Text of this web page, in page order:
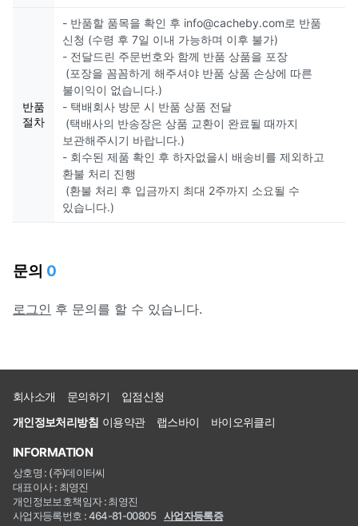
반품
절차
- 반품할 품목을 확인 후 info@cacheby.com로 반품
신청 (수령 후 7일 이내 가능하며 이후 불가)
- 전달드린 주문번호와 함께 반품 상품을 포장
(포장을 꼼꼼하게 해주셔야 반품 상품 손상에 따른
불이익이 없습니다.)
- 택배회사 방문 시 반품 상품 전달
(택배사의 반송장은 상품 교환이 완료될 때까지
보관해주시기 바랍니다.)
- 회수된 제품 확인 후 하자없을시 배송비를 제외하고
환불 처리 진행
(환불 처리 후 입금까지 최대 2주까지 소요될 수
있습니다.)
문의 0
로그인 후 문의를 할 수 있습니다.
회사소개 문의하기
입점신청
개인정보처리방침 이용약관 랩스바이 바이오위클리
INFORMATION
상호명 : (주)데이터씨
대표이사 : 최영진
개인정보보호책임자 : 최영진
사업자등록번호 : 464-81-00805
사업자등록증